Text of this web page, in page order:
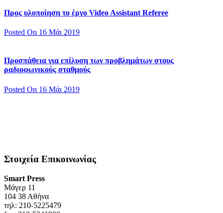
Προς υλοποίηση το έργο Video Assistant Referee
Posted On 16 Μάι 2019
Προσπάθεια για επίλυση των προβλημάτων στους
ραδιοφωνικούς σταθμούς
Posted On 16 Μάι 2019
Στοιχεία Επικοινωνίας
Smart Press
Mάγερ 11
104 38 Αθήνα
τηλ: 210-5225479